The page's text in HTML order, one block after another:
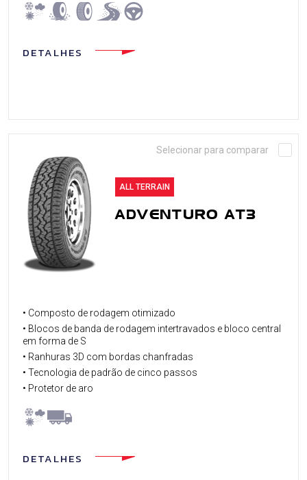
DETALHES
Selecionar para comparar
ALL TERRAIN
ADVENTURO AT3
• Composto de rodagem otimizado
• Blocos de banda de rodagem intertravados e bloco central
em forma de S
• Ranhuras 3D com bordas chanfradas
• Tecnologia de padrão de cinco passos
• Protetor de aro
DETALHES